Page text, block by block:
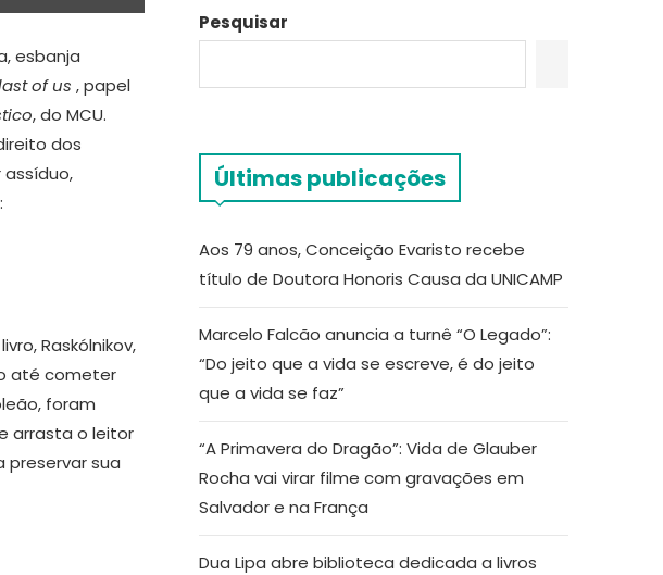
esbanja
of us , papel
, do MCU.
dos
Raskólnikov,
até cometer
foram
arrasta o leitor
sua
Pesquisar
Últimas publicações
Aos 79 anos, Conceição Evaristo recebe
título de Doutora Honoris Causa da UNICAMP
Marcelo Falcão anuncia a turnê “O Legado”:
“Do jeito que a vida se escreve, é do jeito
que a vida se faz”
“A Primavera do Dragão”: Vida de Glauber
Rocha vai virar filme com gravações em
Salvador e na França
Dua Lipa abre biblioteca dedicada a livros